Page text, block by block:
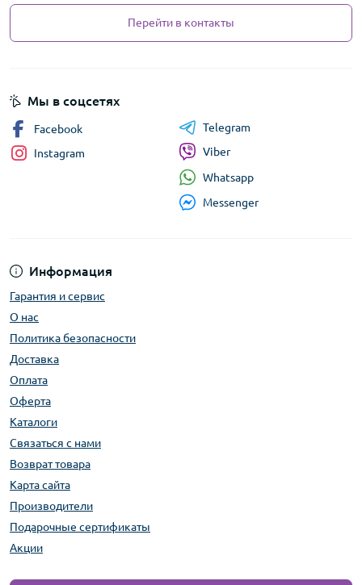
Перейти в контакты
Информация
Гарантия и сервис
О нас
Политика безопасности
Доставка
Оплата
Оферта
Каталоги
Связаться с нами
Возврат товара
Карта сайта
Производители
Подарочные сертификаты
Акции
Мы в соцсетях
Facebook
Instagram
Telegram
Viber
Whatsapp
Messenger